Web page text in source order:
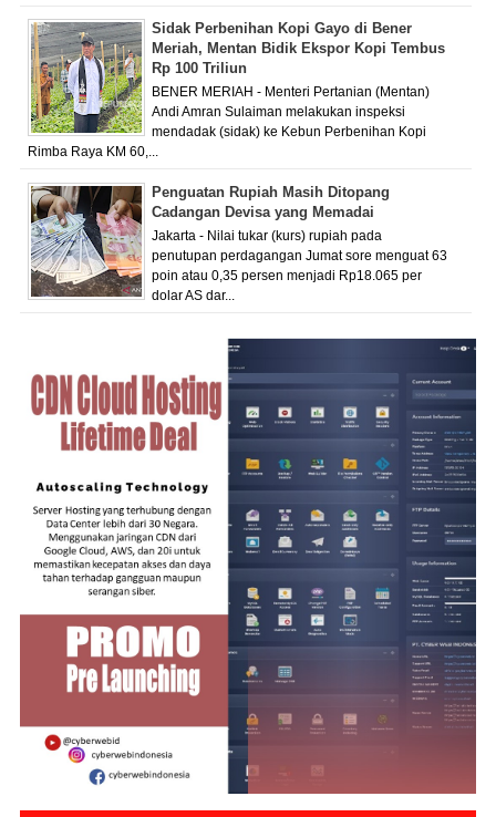
Sidak Perbenihan Kopi Gayo di Bener
Meriah, Mentan Bidik Ekspor Kopi Tembus
Rp 100 Triliun
BENER MERIAH - Menteri Pertanian (Mentan)
Andi Amran Sulaiman melakukan inspeksi
mendadak (sidak) ke Kebun Perbenihan Kopi
Rimba Raya KM 60,...
Penguatan Rupiah Masih Ditopang
Cadangan Devisa yang Memadai
Jakarta - Nilai tukar (kurs) rupiah pada
penutupan perdagangan Jumat sore menguat 63
poin atau 0,35 persen menjadi Rp18.065 per
dolar AS dar...